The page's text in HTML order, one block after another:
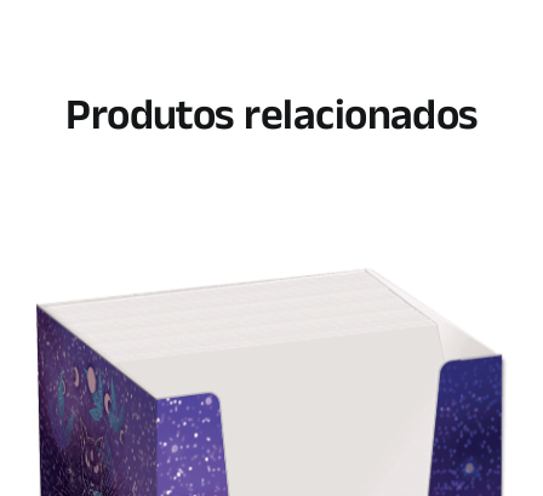
Produtos relacionados